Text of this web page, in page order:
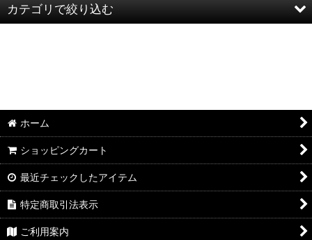
カテゴリで絞り込む
パンツ
レディース
ホーム
ショッピングカート
最近チェックしたアイテム
特定商取引法表示
ご利用案内